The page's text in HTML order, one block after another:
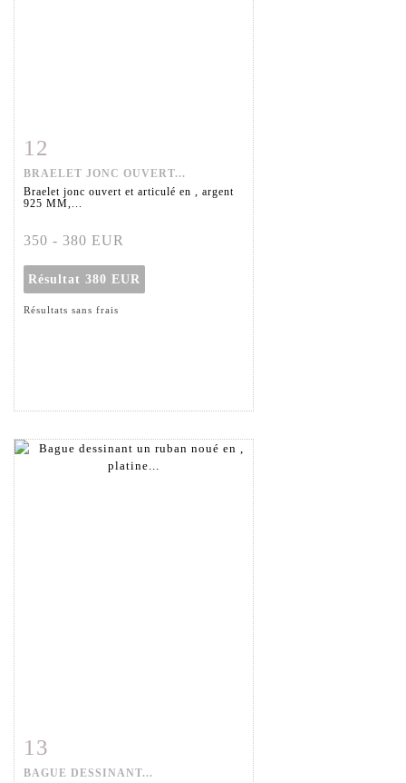
Fiche détaillée
12
BRAELET JONC OUVERT...
Braelet jonc ouvert et articulé en , argent
925 MM,...
350 - 380 EUR
Résultat 380 EUR
Résultats sans frais
Fiche détaillée
13
BAGUE DESSINANT...